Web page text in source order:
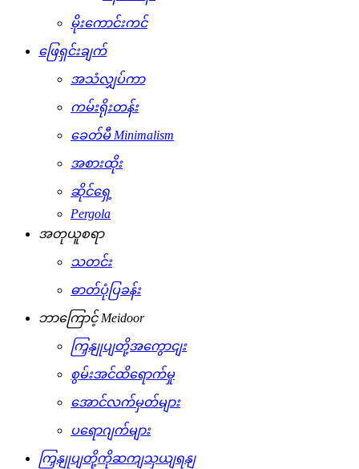
မိုးကောင်းကင်
ဖြေရှင်းချက်
အသံလျှပ်ကာ
ကမ်းရိုးတန်း
ခေတ်မီ Minimalism
အစားထိုး
ဆိုင်ရှေ့
Pergola
အတုယူစရာ
သတင်း
ဓာတ်ပုံပြခန်း
ဘာကြောင့် Meidoor
ကြှနျုပျတို့အကွောငျး
စွမ်းအင်ထိရောက်မှု
အောင်လက်မှတ်များ
ပရောဂျက်များ
ကြှနျုပျတို့ကိုဆကျသှယျရနျ